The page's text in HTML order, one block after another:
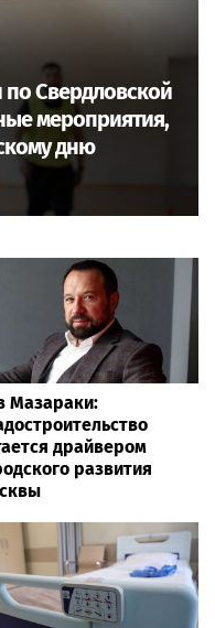
по Свердловской
мероприятия,
дню
Мазараки:
драйвером
развития